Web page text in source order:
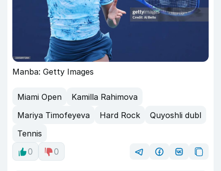
Manba: Getty Images
Miami Open
Kamilla Rahimova
Mariya Timofeyeva
Hard Rock
Quyoshli dubl
Tennis
0
0